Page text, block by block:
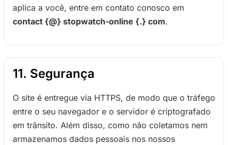
aplica a você, entre em contato conosco em
contact {@} stopwatch-online {.} com.
11. Segurança
O site é entregue via HTTPS, de modo que o tráfego
entre o seu navegador e o servidor é criptografado
em trânsito. Além disso, como não coletamos nem
armazenamos dados pessoais nos nossos